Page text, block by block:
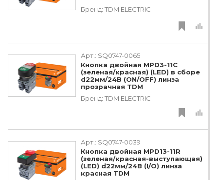
Бренд: TDM ЕLECTRIC
Арт.: SQ0747-0065
Кнопка двойная MPD3-11С
(зеленая/красная) (LED) в сборе
d22мм/24В (ON/OFF) линза
прозрачная TDM
Бренд: TDM ЕLECTRIC
Арт.: SQ0747-0039
Кнопка двойная MPD13-11R
(зеленая/красная-выступающая)
(LED) d22мм/24В (I/O) линза
красная TDM